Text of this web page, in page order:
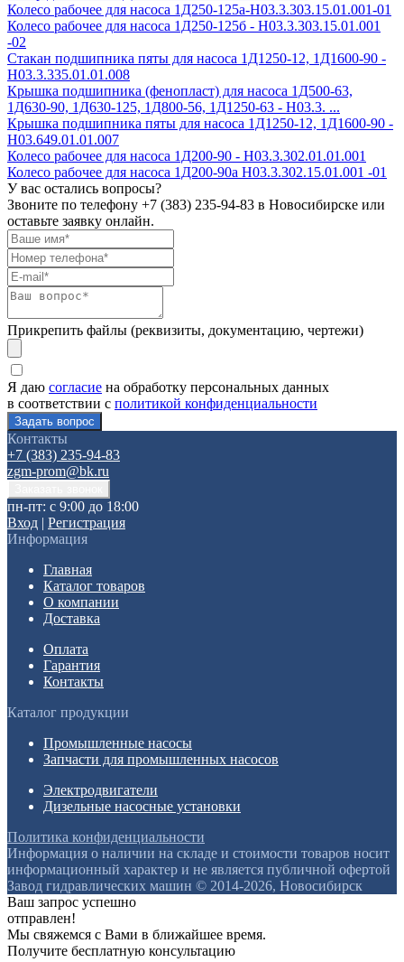
Колесо рабочее для насоса 1Д250-125а-Н03.3.303.15.01.001-01
Колесо рабочее для насоса 1Д250-125б - Н03.3.303.15.01.001
-02
Стакан подшипника пяты для насоса 1Д1250-12, 1Д1600-90 -
Н03.3.335.01.01.008
Крышка подшипника (фенопласт) для насоса 1Д500-63,
1Д630-90, 1Д630-125, 1Д800-56, 1Д1250-63 - Н03.3. ...
Крышка подшипника пяты для насоса 1Д1250-12, 1Д1600-90 -
Н03.649.01.01.007
Колесо рабочее для насоса 1Д200-90 - H03.3.302.01.01.001
Колесо рабочее для насоса 1Д200-90а H03.3.302.15.01.001 -01
У вас остались вопросы?
Звоните по телефону +7 (383) 235-94-83 в Новосибирске или
оставьте заявку онлайн.
Прикрепить файлы (реквизиты, документацию, чертежи)
Я даю согласие на обработку персональных данных
в соответствии с политикой конфиденциальности
Контакты
+7 (383) 235-94-83
zgm-prom@bk.ru
пн-пт: с 9:00 до 18:00
Вход | Регистрация
Информация
Главная
Каталог товаров
О компании
Доставка
Оплата
Гарантия
Контакты
Каталог продукции
Промышленные насосы
Запчасти для промышленных насосов
Электродвигатели
Дизельные насосные установки
Политика конфиденциальности
Информация о наличии на складе и стоимости товаров носит
информационный характер и не является публичной офертой
Завод гидравлических машин © 2014-2026, Новосибирск
Ваш запрос успешно
отправлен!
Мы свяжемся с Вами в ближайшее время.
Получите бесплатную консультацию